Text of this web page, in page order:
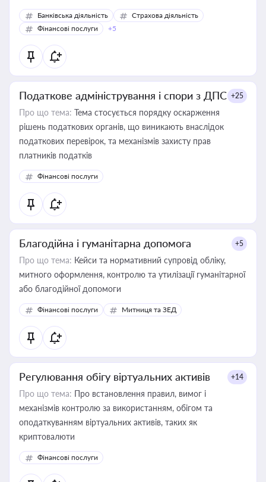
Банківська діяльність
Страхова діяльність
Фінансові послуги
+5
Податкове адміністрування і спори з ДПС +25
Про що тема: Тема стосується порядку оскарження
рішень податкових органів, що виникають внаслідок
податкових перевірок, та механізмів захисту прав
платників податків
Фінансові послуги
Благодійна і гуманітарна допомога +5
Про що тема: Кейси та нормативний супровід обліку,
митного оформлення, контролю та утилізації гуманітарної
або благодійної допомоги
Фінансові послуги Митниця та ЗЕД
Регулювання обігу віртуальних активів +14
Про що тема: Про встановлення правил, вимог і
механізмів контролю за використанням, обігом та
оподаткуванням віртуальних активів, таких як
криптовалюти
Фінансові послуги